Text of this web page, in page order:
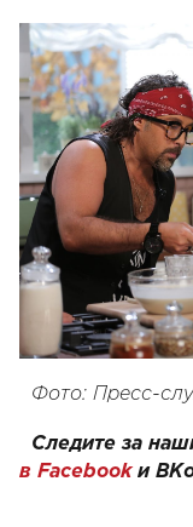
Фото: Пресс-
Следите за
в Facebookи